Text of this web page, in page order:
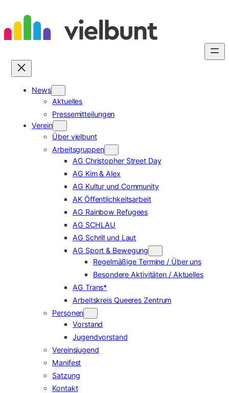
Inhalt
springen
News
Aktuelles
Pressemitteilungen
Verein
Über vielbunt
Arbeitsgruppen
AG Christopher Street Day
AG Kim & Alex
AG Kultur und Community
AK Öffentlichkeitsarbeit
AG Rainbow Refugees
AG SCHLAU
AG Schrill und Laut
AG Sport & Bewegung
Regelmäßige Termine / Über uns
Besondere Aktivitäten / Aktuelles
AG Trans*
Arbeitskreis Queeres Zentrum
Personen
Vorstand
Jugendvorstand
Vereinsjugend
Manifest
Satzung
Kontakt